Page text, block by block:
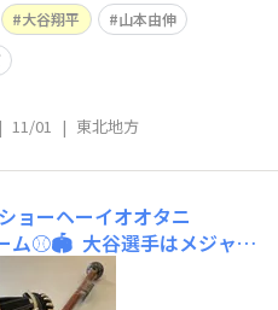
大谷翔平
山本由伸
| 11/01 | 東北地方
ョーヘーイオオタニ
ム⚾️🏟️ 大谷選手はメジャー
ン、50盗塁、いわゆる50-
王、シーズンMVPを受賞